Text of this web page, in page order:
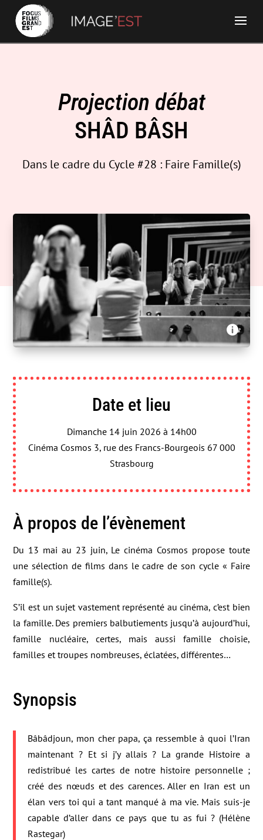
Projection débat
SHÂD BÂSH
Dans le cadre du Cycle #28 : Faire Famille(s)
Ana Films, Lyon Capital TV, Bip TV - Shâd Bâsh 
Date et lieu
Dimanche 14 juin 2026 à 14h00
Cinéma Cosmos 3, rue des Francs-Bourgeois 67 000
Strasbourg
À propos de l’évènement
Du 13 mai au 23 juin, Le cinéma Cosmos propose toute
une sélection de films dans le cadre de son cycle « Faire
famille(s).
S’il est un sujet vastement représenté au cinéma, c’est bien
la famille. Des premiers balbutiements jusqu’à aujourd’hui,
famille nucléaire, certes, mais aussi famille choisie,
familles et troupes nombreuses, éclatées, différentes…
Synopsis
Bâbâdjoun, mon cher papa, ça ressemble à quoi l’Iran
maintenant ? Et si j’y allais ? La grande Histoire a
redistribué les cartes de notre histoire personnelle ;
créé des nœuds et des carences. Aller en Iran est un
élan vers toi qui a tant manqué à ma vie. Mais suis-je
capable d’aller dans ce pays que tu as fui ? (Hélène
Rastegar)